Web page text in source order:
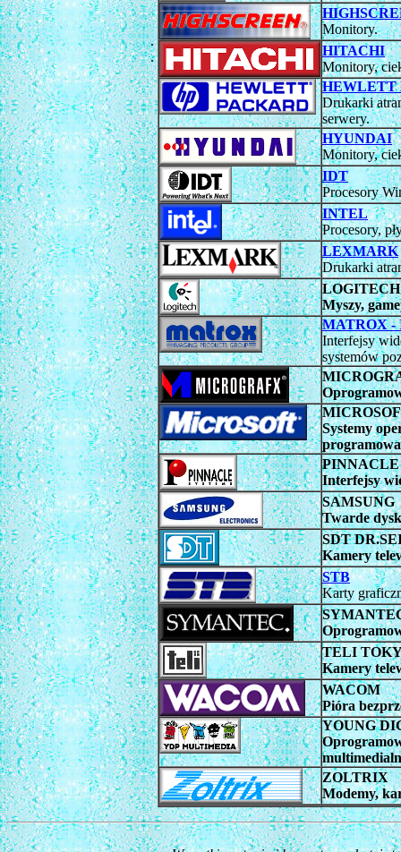
.
.
Monitory.
HITACHI
Monitory,
HEWLETT
Drukarki
serwery.
HYUNDAI
Monitory,
IDT
Procesory
INTEL
Procesory,
LEXMARK
Drukarki
LOGITECH
Myszy,
MATROX -
Interfejsy
systemów
Systemy
PINNACLE
Interfejsy
SAMSUNG
Twarde
SDT
Kamery
STB
Karty
TELI
Kamery
WACOM
Pióra
YOUNG
ZOLTRIX
Modemy,